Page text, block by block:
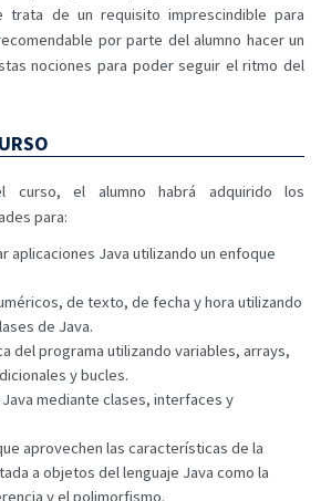
trata de un requisito imprescindible para
por parte del alumno hacer un
nociones para poder seguir el ritmo del
curso, el alumno habrá adquirido los
para:
aplicaciones Java utilizando un enfoque
de texto, de fecha y hora utilizando
de Java.
del programa utilizando variables, arrays,
y bucles.
mediante clases, interfaces y
aprovechen las características de la
a objetos del lenguaje Java como la
y el polimorfismo.